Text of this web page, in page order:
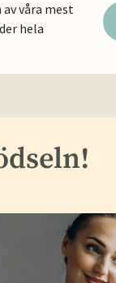
våra mest
hela